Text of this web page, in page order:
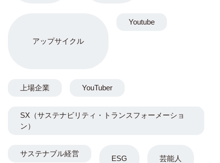
アップサイクル
ESG 芸能人
Youtube
上場企業 YouTuber
SX（サステナビリティ・トランスフォーメーショ
ン）
サステナブル経営